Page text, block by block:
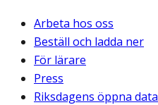
Arbeta hos oss
Beställ och ladda ner
För lärare
Press
Riksdagens öppna data